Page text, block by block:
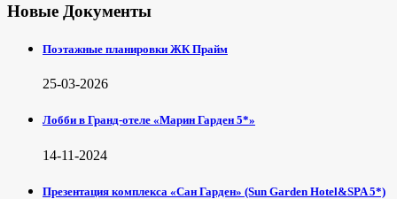
Новые Документы
Поэтажные планировки ЖК Прайм
25-03-2026
Лобби в Гранд-отеле «Марин Гарден 5*»
14-11-2024
Презентация комплекса «Сан Гарден» (Sun Garden Hotel&SPA 5*)